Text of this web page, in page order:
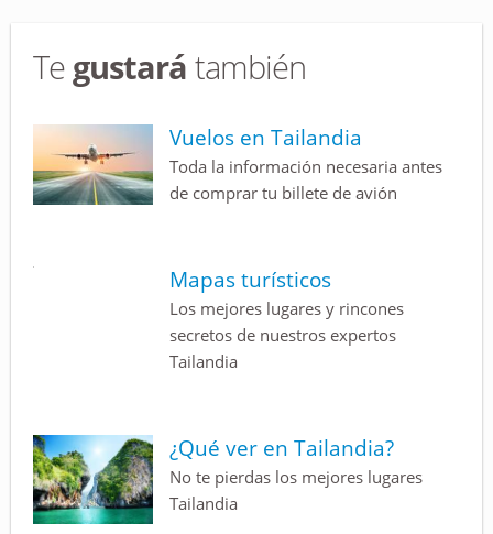
Te gustará también
Vuelos en Tailandia
Toda la información necesaria antes
de comprar tu billete de avión
Mapas turísticos
Los mejores lugares y rincones
secretos de nuestros expertos
Tailandia
¿Qué ver en Tailandia?
No te pierdas los mejores lugares
Tailandia